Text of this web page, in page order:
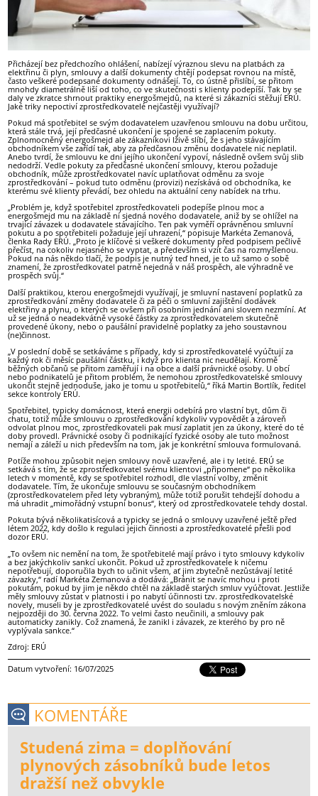
Přicházejí bez předchozího ohlášení, nabízejí výraznou slevu na platbách za
elektřinu či plyn, smlouvy a další dokumenty chtějí podepsat rovnou na místě,
často veškeré podepsané dokumenty odnášejí. To, co ústně přislíbí, se přitom
mnohdy diametrálně liší od toho, co ve skutečnosti s klienty podepíší. Tak by se
daly ve zkratce shrnout praktiky energošmejdů, na které si zákazníci stěžují ERÚ.
Jaké triky nepoctiví zprostředkovatelé nejčastěji využívají?
Pokud má spotřebitel se svým dodavatelem uzavřenou smlouvu na dobu určitou,
která stále trvá, její předčasné ukončení je spojené se zaplacením pokuty.
Zplnomocněný energošmejd ale zákazníkovi lživě slíbí, že s jeho stávajícím
obchodníkem vše zařídí tak, aby za předčasnou změnu dodavatele nic neplatil.
Anebo tvrdí, že smlouvu ke dni jejího ukončení vypoví, následně ovšem svůj slib
nedodrží. Vedle pokuty za předčasné ukončení smlouvy, kterou požaduje
obchodník, může zprostředkovatel navíc uplatňovat odměnu za svoje
zprostředkování – pokud tuto odměnu (provizi) nezískává od obchodníka, ke
kterému své klienty převádí, bez ohledu na aktuální ceny nabídek na trhu.
„Problém je, když spotřebitel zprostředkovateli podepíše plnou moc a
energošmejd mu na základě ní sjedná nového dodavatele, aniž by se ohlížel na
trvající závazek u dodavatele stávajícího. Ten pak vyměří oprávněnou smluvní
pokutu a po spotřebiteli požaduje její uhrazení,“ popisuje Markéta Zemanová,
členka Rady ERÚ. „Proto je klíčové si veškeré dokumenty před podpisem pečlivě
přečíst, na cokoliv nejasného se vyptat, a především si vzít čas na rozmyšlenou.
Pokud na nás někdo tlačí, že podpis je nutný teď hned, je to už samo o sobě
znamení, že zprostředkovatel patrně nejedná v náš prospěch, ale výhradně ve
prospěch svůj.“
Další praktikou, kterou energošmejdi využívají, je smluvní nastavení poplatků za
zprostředkování změny dodavatele či za péči o smluvní zajištění dodávek
elektřiny a plynu, o kterých se ovšem při osobním jednání ani slovem nezmíní. Ať
už se jedná o neadekvátně vysoké částky za zprostředkovatelem skutečně
provedené úkony, nebo o paušální pravidelné poplatky za jeho soustavnou
(ne)činnost.
„V poslední době se setkáváme s případy, kdy si zprostředkovatelé vyúčtují za
každý rok či měsíc paušální částku, i když pro klienta nic neudělají. Kromě
běžných občanů se přitom zaměřují i na obce a další právnické osoby. U obcí
nebo podnikatelů je přitom problém, že nemohou zprostředkovatelské smlouvy
ukončit stejně jednoduše, jako je tomu u spotřebitelů,“ říká Martin Bortlík, ředitel
sekce kontroly ERÚ.
Spotřebitel, typicky domácnost, která energii odebírá pro vlastní byt, dům či
chatu, totiž může smlouvu o zprostředkování kdykoliv vypovědět a zároveň
odvolat plnou moc, zprostředkovateli pak musí zaplatit jen za úkony, které do té
doby provedl. Právnické osoby či podnikající fyzické osoby ale tuto možnost
nemají a záleží u nich především na tom, jak je konkrétní smlouva formulovaná.
Potíže mohou způsobit nejen smlouvy nově uzavřené, ale i ty letité. ERÚ se
setkává s tím, že se zprostředkovatel svému klientovi „připomene“ po několika
letech v momentě, kdy se spotřebitel rozhodl, dle vlastní volby, změnit
dodavatele. Tím, že ukončuje smlouvu se současným obchodníkem
(zprostředkovatelem před lety vybraným), může totiž porušit tehdejší dohodu a
má uhradit „mimořádný vstupní bonus“, který od zprostředkovatele tehdy dostal.
Pokuta bývá několikatisícová a typicky se jedná o smlouvy uzavřené ještě před
létem 2022, kdy došlo k regulaci jejich činnosti a zprostředkovatelé přešli pod
dozor ERÚ.
„To ovšem nic nemění na tom, že spotřebitelé mají právo i tyto smlouvy kdykoliv
a bez jakýchkoliv sankcí ukončit. Pokud už zprostředkovatele k ničemu
nepotřebují, doporučila bych to učinit všem, ať jim zbytečně nezůstávají letité
závazky,“ radí Markéta Zemanová a dodává: „Bránit se navíc mohou i proti
pokutám, pokud by jim je někdo chtěl na základě starých smluv vyúčtovat. Jestliže
měly smlouvy zůstat v platnosti i po nabytí účinnosti tzv. zprostředkovatelské
novely, museli by je zprostředkovatelé uvést do souladu s novým zněním zákona
nejpozději do 30. června 2022. To velmi často neučinili, a smlouvy pak
automaticky zanikly. Což znamená, že zanikl i závazek, ze kterého by pro ně
vyplývala sankce.“
Zdroj: ERÚ
Datum vytvoření: 16/07/2025
KOMENTÁŘE
Studená zima = doplňování
plynových zásobníků bude letos
dražší než obvykle